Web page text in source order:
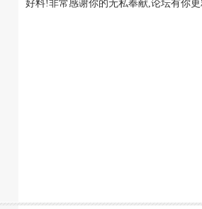
好料!非常感谢你的无私奉献,论坛有你